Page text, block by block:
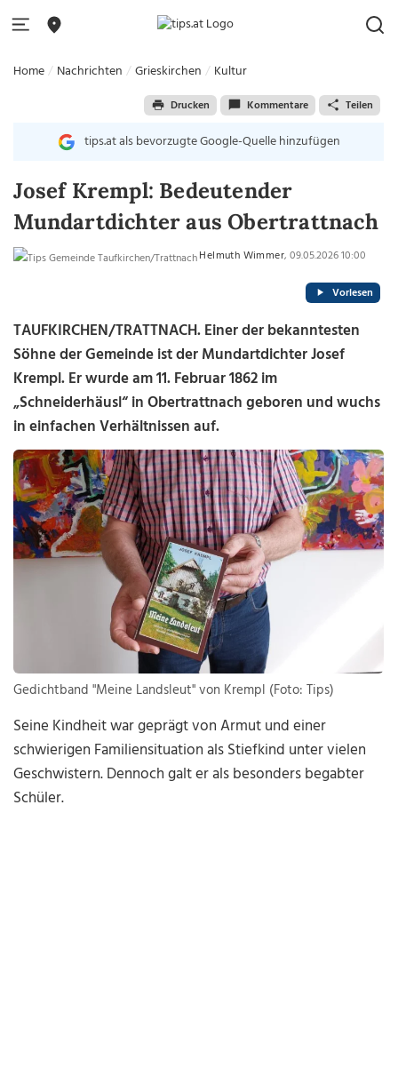
Home Nachrichten Grieskirchen Kultur
Drucken Kommentare Teilen
tips.at als bevorzugte Google-Quelle hinzufügen
Josef Krempl: Bedeutender
Mundartdichter aus Obertrattnach
Helmuth Wimmer, 09.05.2026 10:00
Vorlesen
TAUFKIRCHEN/TRATTNACH.Einer der bekanntesten
Söhne der Gemeinde ist der Mundartdichter Josef
Krempl. Er wurde am 11. Februar 1862 im
„Schneiderhäusl“ in Obertrattnach geboren und wuchs
in einfachen Verhältnissen auf.
Gedichtband "Meine Landsleut" von Krempl (Foto: Tips)
Seine Kindheit war geprägt von Armut und einer
schwierigen Familiensituation als Stiefkind unter vielen
Geschwistern. Dennoch galt er als besonders begabter
Schüler.